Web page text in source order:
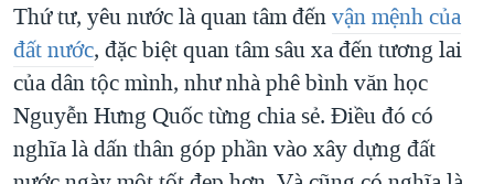
Thứ tư, yêu nước là quan tâm đếnvận mệnh của
đất nước, đặc biệt quan tâm sâu xa đến tương lai
của dân tộc mình, như nhà phê bình văn học
Nguyễn Hưng Quốc từng chia sẻ. Điều đó có
nghĩa là dấn thân góp phần vào xây dựng đất